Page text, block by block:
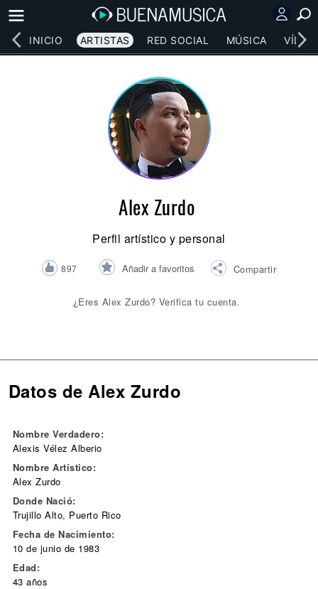
INICIO ARTISTAS RED SOCIAL MÚSICA
Alex Zurdo
Perfil artístico y personal
897 Añadir a favoritos Compartir
¿Eres Alex Zurdo? Verifica tu cuenta.
Datos de Alex Zurdo
Nombre Verdadero:
Alexis Vélez Alberio
Nombre Artístico:
Alex Zurdo
Donde Nació:
Trujillo Alto, Puerto Rico
Fecha de Nacimiento:
10 de junio de 1983
Edad:
43 años